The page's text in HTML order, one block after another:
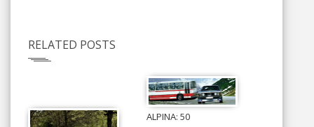
RELATED POSTS
ALPINA: 50